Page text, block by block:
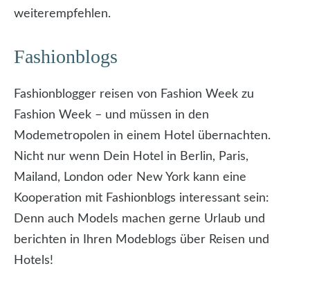
weiterempfehlen.
Fashionblogs
Fashionblogger reisen von Fashion Week zu
Fashion Week – und müssen in den
Modemetropolen in einem Hotel übernachten.
Nicht nur wenn Dein Hotel in Berlin, Paris,
Mailand, London oder New York kann eine
Kooperation mit Fashionblogs interessant sein:
Denn auch Models machen gerne Urlaub und
berichten in Ihren Modeblogs über Reisen und
Hotels!